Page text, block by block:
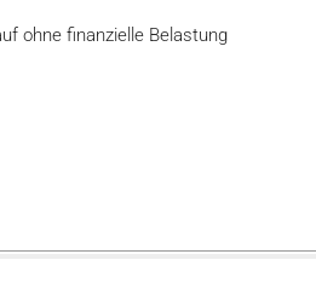
ohne finanzielle Belastung